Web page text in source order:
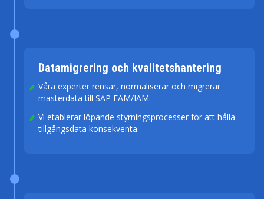
Datamigrering och kvalitetshantering
Våra experter rensar, normaliserar och migrerar
masterdata till SAP EAM/IAM.
Vi etablerar löpande styrningsprocesser för att hålla
tillgångsdata konsekventa.